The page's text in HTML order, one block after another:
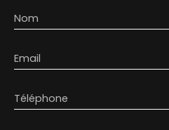
Nom
Email
Téléphone